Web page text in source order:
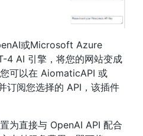
或Microsoft Azure
4 AI 引擎，将您的网站变成
可以在 AiomaticAPI 或
订阅您选择的 API，该插件
为直接与 OpenAI API 配合